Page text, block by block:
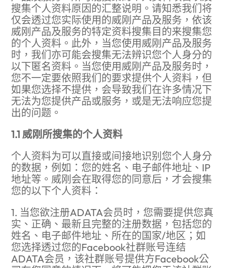
搜集个人资料原因的汇整说明。请知悉我们将
仅会透过您实际使用的威刚产品及服务，依该
威刚产品及服务的特定资料搜集目的来搜集您
的个人资料。此外，当您使用威刚产品及服务
时，我们亦可能会搜集无法辨识您个人身分的
以下匿名资料。当您使用威刚产品及服务时，
您不一定要依照我们的要求提供个人资料，但
如果您选择不提供，会导致我们在许多情况下
无法为您提供产品或服务，或是无法响应您提
出的问题。
1.1 威刚所搜集的个人资料
个人资料为可以直接或间接地识别您个人身分
的数据，例如：您的姓名、电子邮件地址、IP
地址等。威刚会在取得您的同意后，才会搜集
您的以下个人资料：
1. 当您欲注册ADATA会员时，您需要提供您真
实、正确、最新且完整的注册数据，包括您的
姓名、电子邮件地址、所在的国家/地区；如
您选择透过您的Facebook社群账号连结
ADATA会员，该社群账号提供方Facebook公